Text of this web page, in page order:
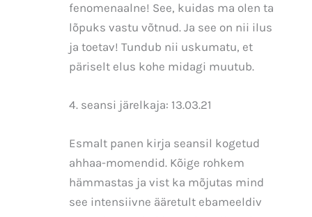
fenomenaalne! See, kuidas ma olen ta
lõpuks vastu võtnud. Ja see on nii ilus
ja toetav! Tundub nii uskumatu, et
päriselt elus kohe midagi muutub.
4. seansi järelkaja: 13.03.21
Esmalt panen kirja seansil kogetud
ahhaa-momendid. Kõige rohkem
hämmastas ja vist ka mõjutas mind
see intensiivne ääretult ebameeldiv